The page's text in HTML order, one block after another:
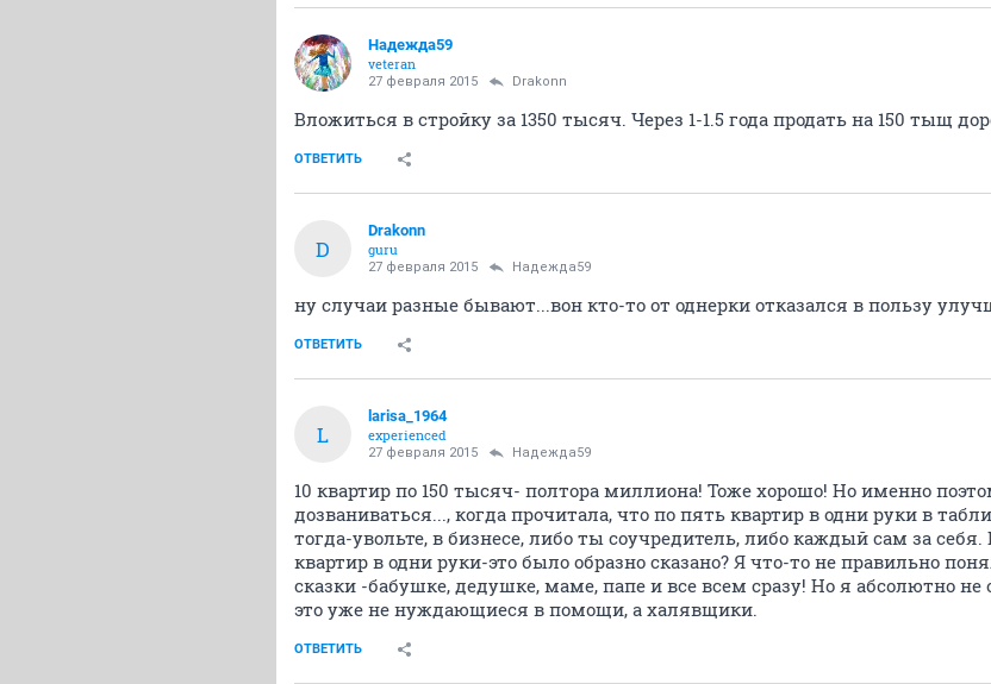
Надежда59
veteran
27 февраля 2015 Drakonn
Вложиться в стройку за 1350 тысяч. Через 1-1.5 года продать на 150 тыщ
ОТВЕТИТЬ
D
Drakonn
guru
27 февраля 2015 Надежда59
ну случаи разные бывают...вон кто-то от однерки отказался в пользу
ОТВЕТИТЬ
L
larisa_1964
experienced
27 февраля 2015 Надежда59
10 квартир по 150 тысяч- полтора миллиона! Тоже хорошо! Но именно
дозваниваться..., когда прочитала, что по пять квартир в одни руки в
тогда-увольте, в бизнесе, либо ты соучредитель, либо каждый сам за
квартир в одни руки-это было образно сказано? Я что-то не правильно
сказки -бабушке, дедушке, маме, папе и все всем сразу! Но я абсолютно не
это уже не нуждающиеся в помощи, а халявщики.
ОТВЕТИТЬ